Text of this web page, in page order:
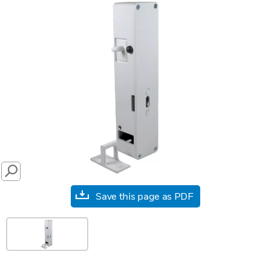
SEARCH
Save this page as PDF